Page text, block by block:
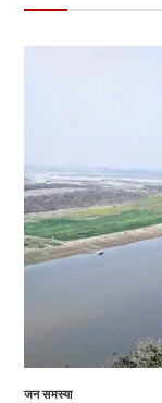
जन समस्या